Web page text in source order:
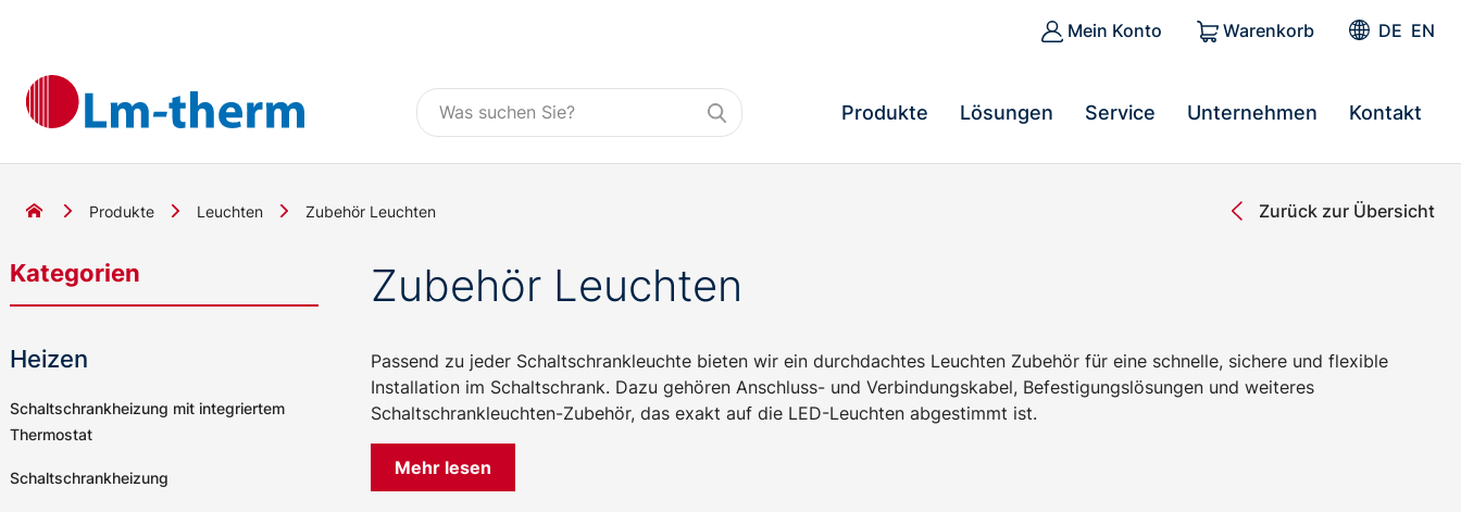
Mein Konto Warenkorb DE EN
Produkte Lösungen Service Unternehmen Kontakt
Produkte Leuchten Zubehör Leuchten Zurück zur Übersicht
Zubehör Leuchten
Passend zu jeder Schaltschrankleuchte bieten wir ein durchdachtes Leuchten Zubehör für eine schnelle, sichere und flexible
Installation im Schaltschrank. Dazu gehören Anschluss- und Verbindungskabel, Befestigungslösungen und weiteres
Schaltschrankleuchten-Zubehör, das exakt auf die LED-Leuchten abgestimmt ist.
Mehr lesen
Kategorien
Heizen
Schaltschrankheizung mit integriertem
Thermostat
Schaltschrankheizung